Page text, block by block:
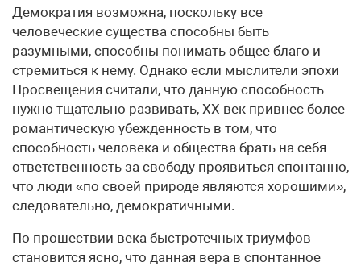
Демократия возможна, поскольку все
человеческие существа способны быть
разумными, способны понимать общее благо и
стремиться к нему. Однако если мыслители эпохи
Просвещения считали, что данную способность
нужно тщательно развивать, XX век привнес более
романтическую убежденность в том, что
способность человека и общества брать на себя
ответственность за свободу проявиться спонтанно,
что люди «по своей природе являются хорошими»,
следовательно, демократичными.
По прошествии века быстротечных триумфов
становится ясно, что данная вера в спонтанное